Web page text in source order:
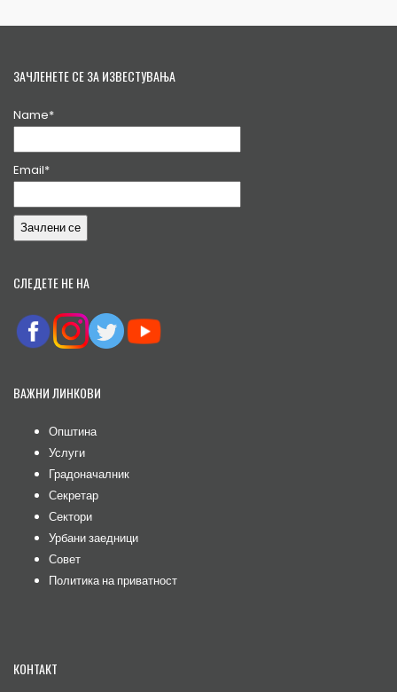
ЗАЧЛЕНЕТЕ СЕ ЗА ИЗВЕСТУВАЊА
Name*
Email*
СЛЕДЕТЕ НЕ НА
ВАЖНИ ЛИНКОВИ
Општина
Услуги
Градоначалник
Секретар
Сектори
Урбани заедници
Совет
Политика на приватност
КОНТАКТ